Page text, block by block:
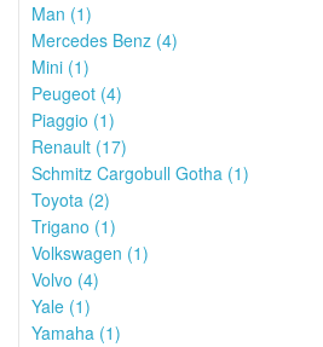
Man (1)
Mercedes Benz (4)
Mini (1)
Peugeot (4)
Piaggio (1)
Renault (17)
Schmitz Cargobull Gotha (1)
Toyota (2)
Trigano (1)
Volkswagen (1)
Volvo (4)
Yale (1)
Yamaha (1)